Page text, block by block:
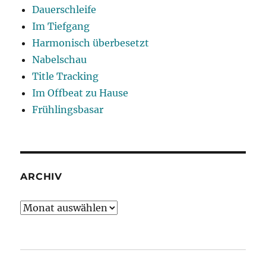
Dauerschleife
Im Tiefgang
Harmonisch überbesetzt
Nabelschau
Title Tracking
Im Offbeat zu Hause
Frühlingsbasar
ARCHIV
Archiv